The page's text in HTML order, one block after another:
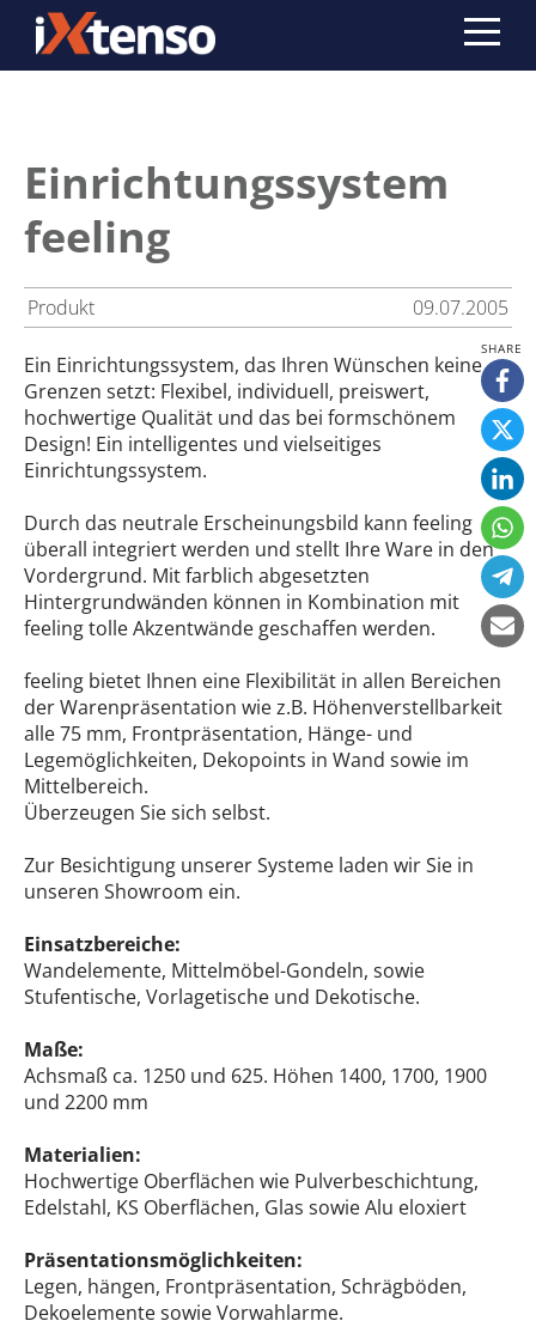
Einrichtungssystem
feeling
Produkt 09.07.2005
Ein Einrichtungssystem, das Ihren Wünschen keine
Grenzen setzt: Flexibel, individuell, preiswert,
hochwertige Qualität und das bei formschönem
Design! Ein intelligentes und vielseitiges
Einrichtungssystem.
Durch das neutrale Erscheinungsbild kann feeling
überall integriert werden und stellt Ihre Ware in den
Vordergrund. Mit farblich abgesetzten
Hintergrundwänden können in Kombination mit
feeling tolle Akzentwände geschaffen werden.
feeling bietet Ihnen eine Flexibilität in allen Bereichen
der Warenpräsentation wie z.B. Höhenverstellbarkeit
alle 75 mm, Frontpräsentation, Hänge- und
Legemöglichkeiten, Dekopoints in Wand sowie im
Mittelbereich.
Überzeugen Sie sich selbst.
Zur Besichtigung unserer Systeme laden wir Sie in
unseren Showroom ein.
Einsatzbereiche:
Wandelemente, Mittelmöbel-Gondeln, sowie
Stufentische, Vorlagetische und Dekotische.
Maße:
Achsmaß ca. 1250 und 625. Höhen 1400, 1700, 1900
und 2200 mm
Materialien:
Hochwertige Oberflächen wie Pulverbeschichtung,
Edelstahl, KS Oberflächen, Glas sowie Alu eloxiert
Präsentationsmöglichkeiten:
Legen, hängen, Frontpräsentation, Schrägböden,
Dekoelemente sowie Vorwahlarme.